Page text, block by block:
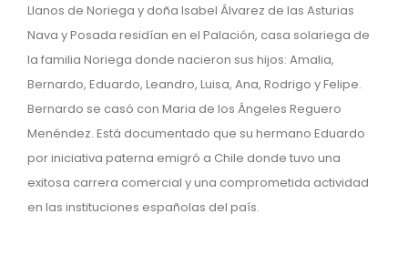
Llanos de Noriega y doña Isabel Álvarez de las Asturias
Nava y Posada residían en el Palación, casa solariega de
la familia Noriega donde nacieron sus hijos: Amalia,
Bernardo, Eduardo, Leandro, Luisa, Ana, Rodrigo y Felipe.
Bernardo se casó con Maria de los Ángeles Reguero
Menéndez. Está documentado que su hermano Eduardo
por iniciativa paterna emigró a Chile donde tuvo una
exitosa carrera comercial y una comprometida actividad
en las instituciones españolas del país.